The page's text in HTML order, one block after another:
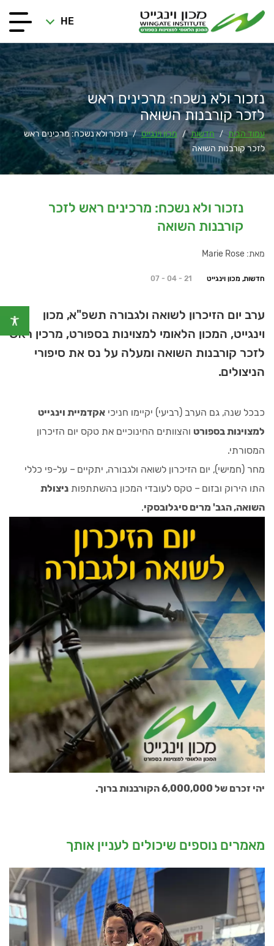
HE
נזכור ולא נשכח: מרכינים ראש
לזכר קורבנות השואה
עמוד הבית / חדשות / מכון וינגייט / נזכור ולא נשכח: מרכינים ראש
לזכר קורבנות השואה
נזכור ולא נשכח: מרכינים ראש לזכר
קורבנות השואה
מאת: Marie Rose
חדשות, מכון וינגייט 07 - 04 - 21
ערב יום הזיכרון לשואה ולגבורה תשפ"א, מכון
וינגייט, המכון הלאומי למצוינות בספורט, מרכין ראש
לזכר קורבנות השואה ומעלה על נס את סיפורי
הניצולים.
כבכל שנה, גם הערב (רביעי) יקיימו חניכי אקדמיית וינגייט
למצוינות בספורט והצוותים החינוכיים את טקס יום הזיכרון
המסורתי.
מחר (חמישי), יום הזיכרון לשואה ולגבורה, יתקיים – על-פי כללי
התו הירוק ובזום – טקס לעובדי המכון בהשתתפות ניצולת
השואה, הגב' מרים סיגלובסקי.
יהי זכרם של 6,000,000 הקורבנות ברוך.
מאמרים נוספים שיכולים לעניין אותך